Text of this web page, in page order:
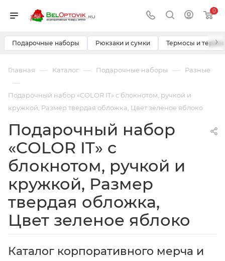
0
Подарочные наборы Рюкзаки и сумки Термосы и ›
Главная — Каталог — Подарочные наборы — Разные
—
Подарочный набор «COLOR IT» c блокнотом, ручкой и
кружкой, Размер твердая обложка, Цвет зеленое яблоко
Подарочный набор
«COLOR IT» c
блокнотом, ручкой и
кружкой, Размер
твердая обложка,
Цвет зеленое яблоко
Каталог корпоративного мерча и